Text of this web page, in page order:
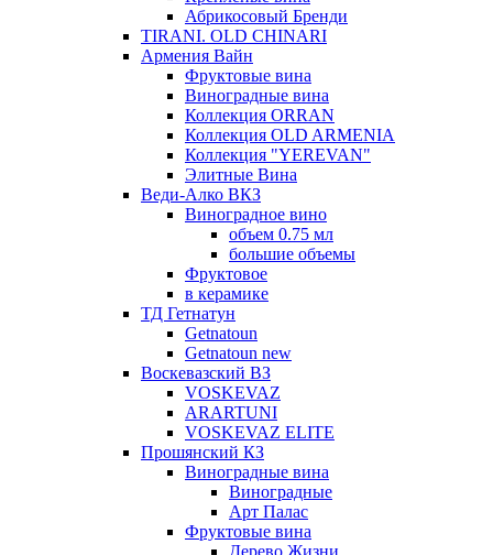
Абрикосовый Бренди
TIRANI. OLD CHINARI
Армения Вайн
Фруктовые вина
Виноградные вина
Коллекция ORRAN
Коллекция OLD ARMENIA
Коллекция "YEREVAN"
Элитные Вина
Веди-Алко ВКЗ
Виноградное вино
объем 0.75 мл
большие объемы
Фруктовое
в керамике
ТД Гетнатун
Getnatoun
Getnatoun new
Воскевазский ВЗ
VOSKEVAZ
ARARTUNI
VOSKEVAZ ELITE
Прошянский КЗ
Виноградные вина
Виноградные
Арт Палас
Фруктовые вина
Дерево Жизни